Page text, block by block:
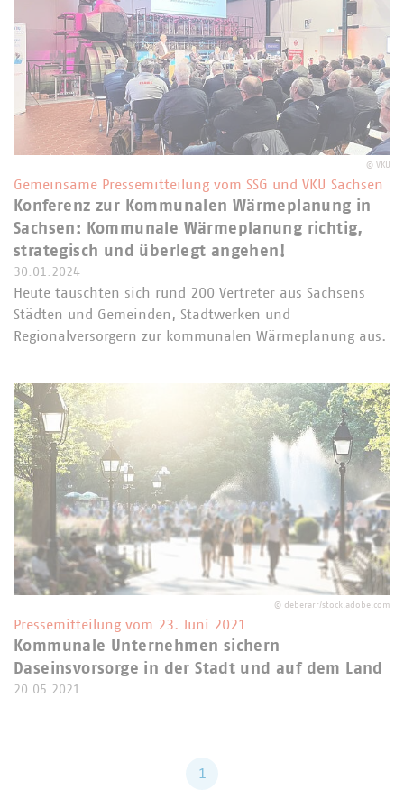
© VKU
Gemeinsame Pressemitteilung vom SSG und VKU Sachsen
Konferenz zur Kommunalen Wärmeplanung in
Sachsen: Kommunale Wärmeplanung richtig,
strategisch und überlegt angehen!
30.01.2024
Heute tauschten sich rund 200 Vertreter aus Sachsens
Städten und Gemeinden, Stadtwerken und
Regionalversorgern zur kommunalen Wärmeplanung aus.
© deberarr/stock.adobe.com
Pressemitteilung vom 23. Juni 2021
Kommunale Unternehmen sichern
Daseinsvorsorge in der Stadt und auf dem Land
20.05.2021
1